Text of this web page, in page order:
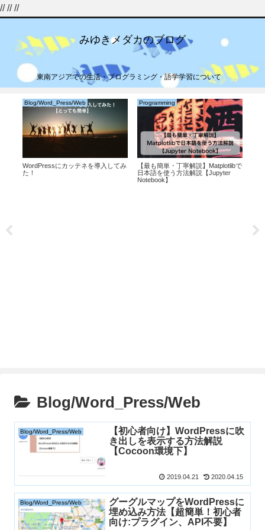
//////
みゆきメダカのブログ
東南アジアでの生活・プログラミング・語学学習について
Blog/Word_Press/Web
WordPressにカッテネを導入してみ
た！
Programming
【最も簡単・丁寧解説】Matplotlibで
日本語を使う方法解説【Jupyter
Notebook】
Blog/Word_Press/Web
Blog/Word_Press/Web
【初心者向け】WordPressに吹
き出しを表示する方法解説
【Cocoon環境下】
2019.04.21 2020.04.15
Blog/Word_Press/Web
グーグルマップをWordPressに
埋め込み方法【超簡単！初心者
向け:プラグイン、API不要】